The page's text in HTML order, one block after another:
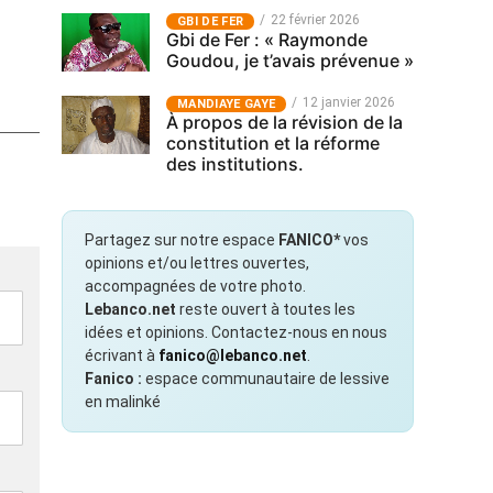
GBI DE FER 22 février 2026
Gbi de Fer : « Raymonde
Goudou, je t’avais prévenue »
MANDIAYE GAYE 12 janvier 2026
À propos de la révision de la
constitution et la réforme
des institutions.
Partagez sur notre espace FANICO*vos
opinions et/ou lettres ouvertes,
accompagnées de votre photo.
Lebanco.net reste ouvert à toutes les
idées et opinions. Contactez-nous en nous
écrivant à fanico@lebanco.net
Fanico : espace communautaire de lessive
en malinké